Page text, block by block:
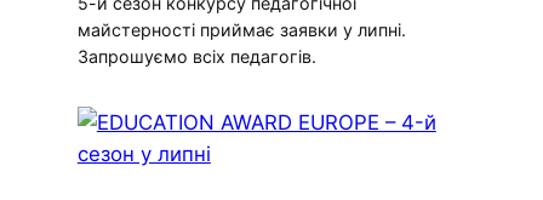
майстерності приймає заявки у липні.
Запрошуємо всіх педагогів.